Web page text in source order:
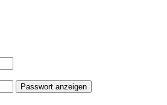
Passwort anzeigen